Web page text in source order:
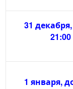
31
21:00
1 января,